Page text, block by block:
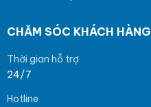
CHĂM SÓC KHÁCH HÀNG
Thời gian hỗ trợ
24/7
Hotline